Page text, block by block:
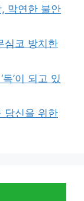
막연한 불안
심코 방치한
’이 되고 있
당신을 위한